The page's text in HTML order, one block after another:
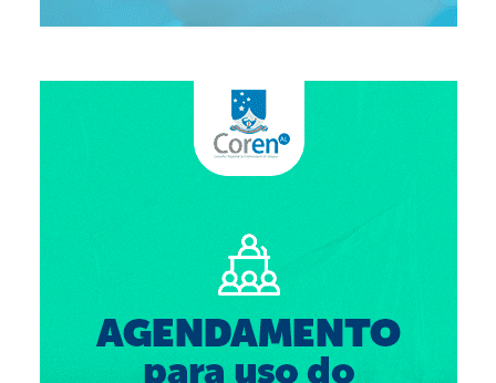
Contatos